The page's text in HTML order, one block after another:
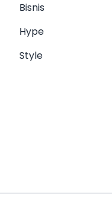
Bisnis
Hype
Style